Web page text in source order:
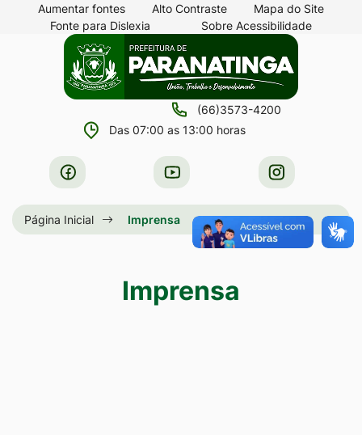
Seção
atalhos
acessibilidade
para
conteúdo
para
menu
[alt+2]
Aumentar fontes Alto Contraste
Mapa do Site
Fonte para Dislexia
Sobre Acessibilidade
Seção
menu
principal
principal
(66)3573-4200
Das 07:00 as 13:00 horas
Acessar
a
Rede
Acessar
a
Rede
Social
Acessar
a
Rede
Social
Página Inicial Imprensa
Imprensa